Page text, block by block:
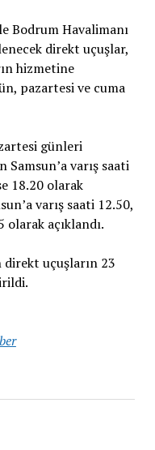
Bodrum Havalimanı
direkt uçuşlar,
hizmetine
pazartesi ve cuma
günleri
Samsun’a varış saati
18.20 olarak
varış saati 12.50,
olarak açıklandı.
uçuşların 23